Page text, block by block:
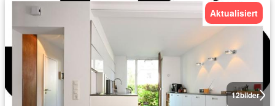
12bilder
Aktualisiert